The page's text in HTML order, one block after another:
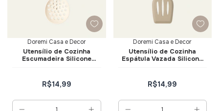
Doremi Casa e Decor
Utensílio de Cozinha
Escumadeira Silicone
R$14,99
Doremi Casa e Decor
Utensílio de Cozinha
Espátula Vazada Silicone
R$14,99